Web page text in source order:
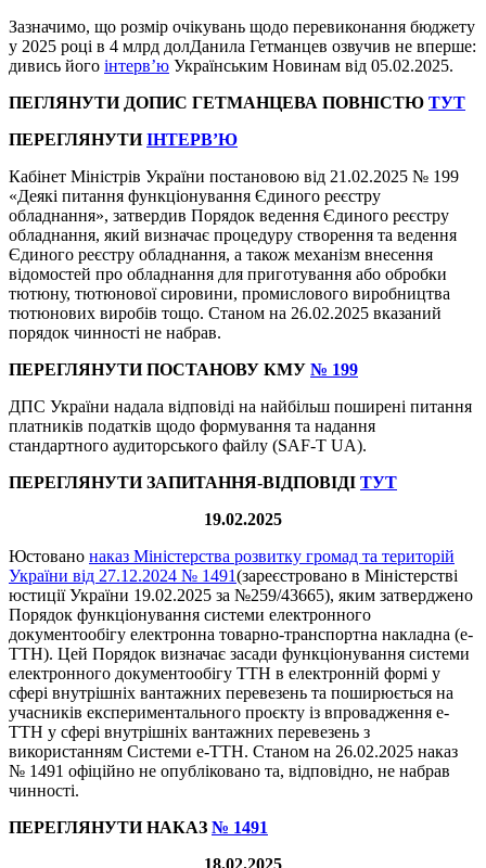
Зазначимо, що розмір очікувань щодо перевиконання бюджету
у 2025 році в 4 млрд долДанила Гетманцев озвучив не вперше:
дивись його інтерв’ю Українським Новинам від 05.02.2025.
ПЕГЛЯНУТИ ДОПИС ГЕТМАНЦЕВА ПОВНІСТЮ ТУТ
ПЕРЕГЛЯНУТИІНТЕРВ’Ю
Кабінет Міністрів України постановою від 21.02.2025 № 199
«Деякі питання функціонування Єдиного реєстру
обладнання», затвердив Порядок ведення Єдиного реєстру
обладнання, який визначає процедуру створення та ведення
Єдиного реєстру обладнання, а також механізм внесення
відомостей про обладнання для приготування або обробки
тютюну, тютюнової сировини, промислового виробництва
тютюнових виробів тощо. Станом на 26.02.2025 вказаний
порядок чинності не набрав.
ПЕРЕГЛЯНУТИ ПОСТАНОВУ КМУ № 199
ДПС України надала відповіді на найбільш поширені питання
платників податків щодо формування та надання
стандартного аудиторського файлу (SAF-T UA).
ПЕРЕГЛЯНУТИ ЗАПИТАННЯ-ВІДПОВІДІ ТУТ
19.02.2025
Юстовано наказ Міністерства розвитку громад та територій
України від 27.12.2024 № 1491(зареєстровано в Міністерстві
юстиції України 19.02.2025 за №259/43665), яким затверджено
Порядок функціонування системи електронного
документообігу електронна товарно-транспортна накладна (е-
ТТН). Цей Порядок визначає засади функціонування системи
електронного документообігу ТТН в електронній формі у
сфері внутрішніх вантажних перевезень та поширюється на
учасників експериментального проєкту із впровадження е-
ТТН у сфері внутрішніх вантажних перевезень з
використанням Системи е-ТТН. Станом на 26.02.2025 наказ
№ 1491 офіційно не опубліковано та, відповідно, не набрав
чинності.
ПЕРЕГЛЯНУТИ НАКАЗ № 1491
18.02.2025